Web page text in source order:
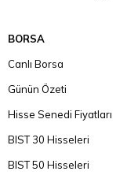
BORSA
Canlı Borsa
Günün Özeti
Hisse Senedi Fiyatları
BIST 30 Hisseleri
BIST 50 Hisseleri